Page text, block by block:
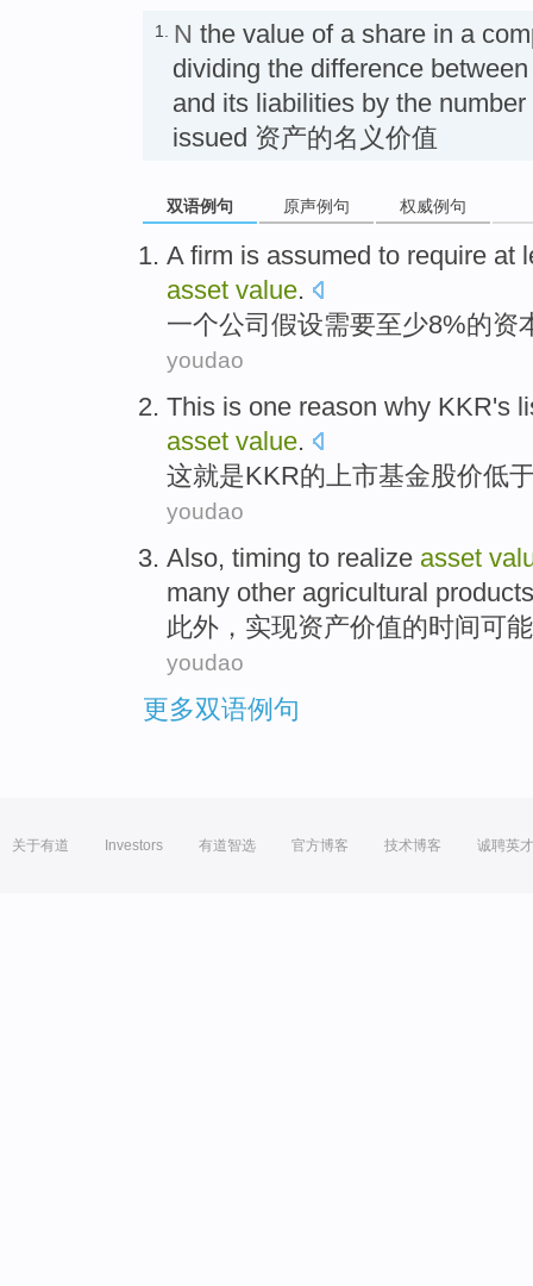
1. N the value of a share in a
dividing the difference
and its liabilities by the
issued 资产的名义价值
双语例句 原声例句 权威例句
A firm is assumed to require at
asset value.
一个公司 假设需要至少8%的资
youdao
This is one reason why KKR's
asset value.
这就是KKR的上市基金股价低
youdao
Also, timing to realize asset
many other agricultural products
此外 ， 实现资产价值的时间可能
youdao
更多双语例句
关于有道 Investors 有道智选 官方博客 技术博客 诚聘英才